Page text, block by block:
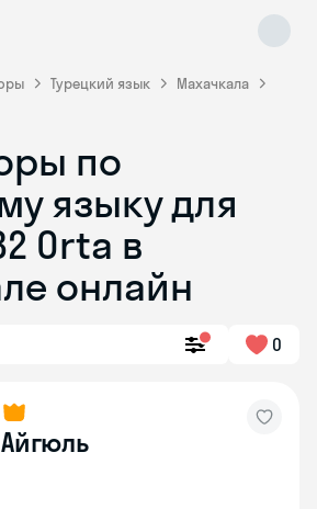
Турецкий язык
Махачкала
по
языку для
Orta в
онлайн
0
Айгюль